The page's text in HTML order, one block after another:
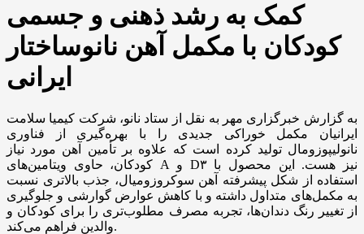
کمک به رشد ذهنی و جسمی
کودکان با مکمل آهن نانوساختار
ایرانی
به گزارش خبرگزاری مهر به نقل از ستاد نانو، شرکت کیمیا سلامت
ایرانیان مکمل خوراکی جدیدی را با بهره‌گیری از فناوری
نانولیپوزومال تولید کرده است که علاوه بر تأمین آهن مورد نیاز
کودکان، حاوی ویتامین‌های A و D۳ نیز هست. این محصول با
استفاده از شکل پیشرفته آهن سوکروزومیال، جذب بالاتری نسبت
به مکمل‌های متداول داشته و با کاهش عوارض گوارشی و جلوگیری
از تغییر رنگ دندان‌ها، تجربه مصرف مطلوب‌تری را برای کودکان و
والدین فراهم می‌کند.